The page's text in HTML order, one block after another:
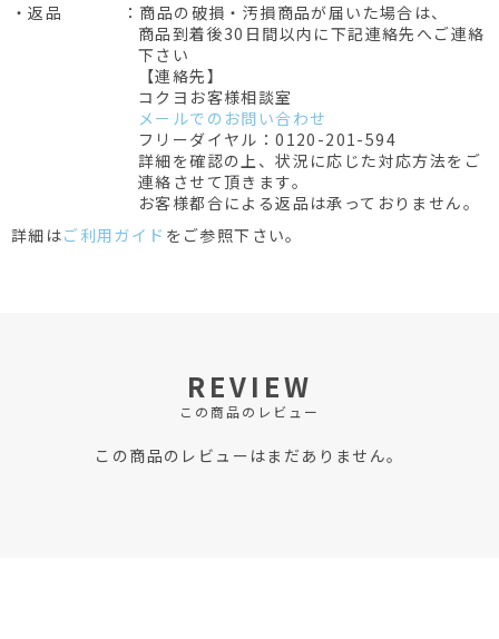
・返品
：商品の破損・汚損商品が届いた場合は、
商品到着後30日間以内に下記連絡先へご連絡
下さい
【連絡先】
コクヨお客様相談室
メールでのお問い合わせ
フリーダイヤル：0120-201-594
詳細を確認の上、状況に応じた対応方法をご
連絡させて頂きます。
お客様都合による返品は承っておりません。
詳細はご利用ガイド をご参照下さい。
REVIEW
この商品のレビュー
この商品のレビューはまだありません。